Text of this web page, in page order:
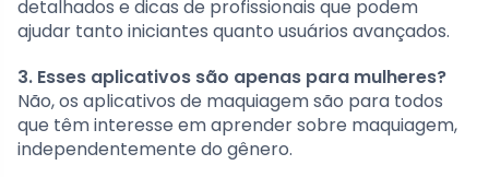
detalhados e dicas de profissionais que podem
ajudar tanto iniciantes quanto usuários avançados.
3. Esses aplicativos são apenas para mulheres?
Não, os aplicativos de maquiagem são para todos
que têm interesse em aprender sobre maquiagem,
independentemente do gênero.